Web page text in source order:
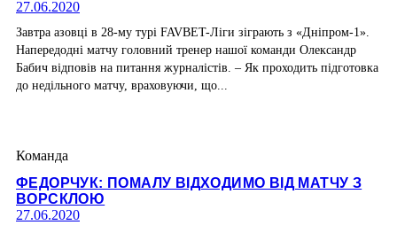
27.06.2020
Завтра азовці в 28-му турі FAVBET-Ліги зіграють з «Дніпром-1».
Напередодні матчу головний тренер нашої команди Олександр
Бабич відповів на питання журналістів. – Як проходить підготовка
до недільного матчу, враховуючи, що...
Команда
ФЕДОРЧУК: ПОМАЛУ ВІДХОДИМО ВІД МАТЧУ З
ВОРСКЛОЮ
27.06.2020